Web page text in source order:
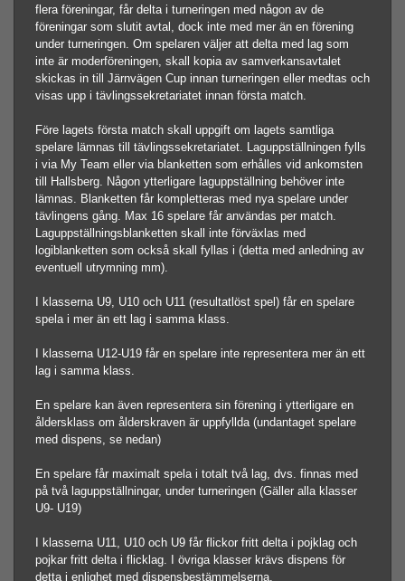
flera föreningar, får delta i turneringen med någon av de
föreningar som slutit avtal, dock inte med mer än en förening
under turneringen. Om spelaren väljer att delta med lag som
inte är moderföreningen, skall kopia av samverkansavtalet
skickas in till Järnvägen Cup innan turneringen eller medtas och
visas upp i tävlingssekretariatet innan första match.
Före lagets första match skall uppgift om lagets samtliga
spelare lämnas till tävlingssekretariatet. Laguppställningen fylls
i via My Team eller via bl anketten som erhålles vid ankomsten
till Hallsberg. Någon ytterligare laguppställning behöver inte
lämnas. Blanketten får kompletteras med nya spelare under
tävlingens gång. Max 16 spelare får användas per match.
Laguppställningsblanketten skall inte förväxlas med
logiblanketten som också skall fyllas i (detta med anledning av
eventuell utrymning mm).
I klasserna U9, U10 och U11 (resultatlöst spel) får en spelare
spela i mer än ett lag i samma klass.
I klasserna U12-U19 får en spelare inte representera mer än ett
lag i samma klass.
En spelare kan även representera sin förening i ytterligare en
åldersklass om ålderskraven är uppfyllda (undantaget spelare
med dispens, se nedan)
En spelare får maximalt spela i totalt två lag, dvs. finnas med
på två laguppställningar, under turneringen (Gäller alla klasser
U9- U19)
I klasserna U11, U10 och U9 får flickor fritt delta i pojklag och
pojkar fritt delta i flicklag. I övriga klasser krävs dispens för
detta i enlighet med dispensbestämmelserna.